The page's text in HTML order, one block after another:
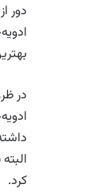
دور
در
کرد.